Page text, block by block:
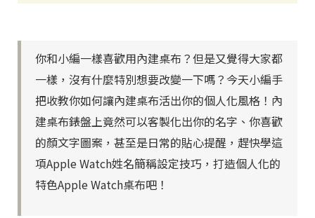
你和小編一樣喜歡用內建桌布？但是又覺得大家都
一樣，沒有什麼特別想要改變一下嗎？今天小編手
把收教你如何讓內建桌布活出你的個人化風格！內
建桌布錶盤上竟然可以客製化出你的名字、你喜歡
的顏文字圖案，甚至是日常的貼心提醒，趕快學這
項Apple Watch姓名簡稱設定技巧，打造個人化的
特色Apple Watch桌布吧！